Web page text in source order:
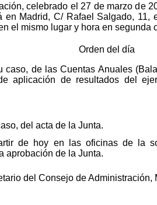
celebrado el 27 de marzo de
en Madrid, C/ Rafael Salgado,
el mismo lugar y hora en segunda
Orden del día
caso, de las Cuentas Anuales
aplicación de resultados del
del acta de la Junta.
de hoy en las oficinas de la
aprobación de la Junta.
del Consejo de Administración,